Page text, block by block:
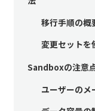
移行手順の概
変更セットを
Sandboxの注意
ユーザーのメ